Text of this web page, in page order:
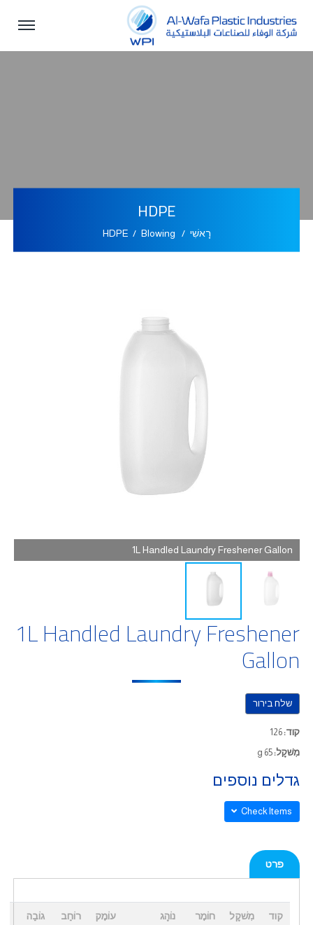
HDPE
רָאשִׁי HDPE
1L Handled Laundry Freshener Gallon
1L Handled Laundry Freshener
Gallon
שלח בירור
קוד:126
מִשׁקָל:65 g
גדלים נוספים
Check Items
פרט
קוד מִשׁקָל חוֹמֶר נוֹהָג עוֹמֶק רוֹחַב גוֹבַה